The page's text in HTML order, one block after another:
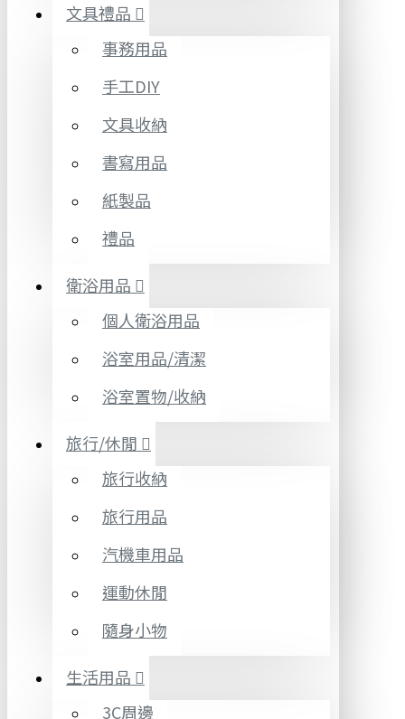
文具禮品
事務用品
手工DIY
文具收納
書寫用品
紙製品
禮品
衛浴用品
個人衛浴用品
浴室用品/清潔
浴室置物/收納
旅行/休閒
旅行收納
旅行用品
汽機車用品
運動休閒
隨身小物
生活用品
3C周邊